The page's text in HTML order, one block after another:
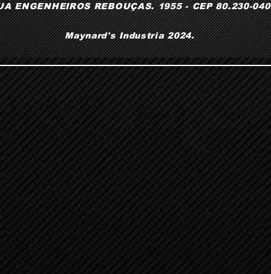
ENGENHEIROS REBOUÇAS. 1955 - CEP 80.230-040
Maynard's Industria 2024.​